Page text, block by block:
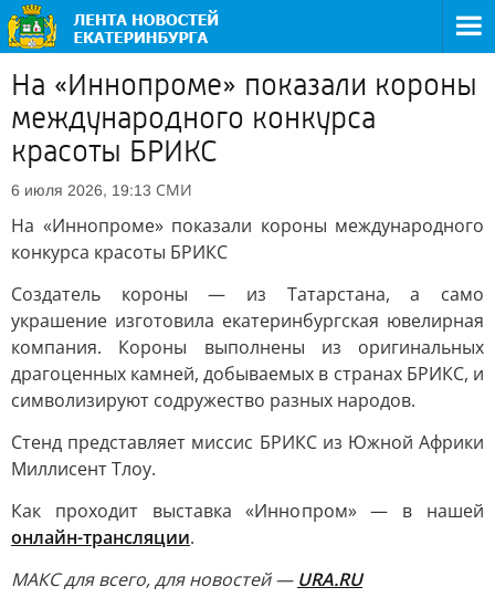
На «Иннопроме» показали короны
международного конкурса
красоты БРИКС
6 июля 2026, 19:13 СМИ
На «Иннопроме» показали короны международного
конкурса красоты БРИКС
Создатель короны — из Татарстана, а само
украшение изготовила екатеринбургская ювелирная
компания. Короны выполнены из оригинальных
драгоценных камней, добываемых в странах БРИКС, и
символизируют содружество разных народов.
Стенд представляет миссис БРИКС из Южной Африки
Миллисент Тлоу.
Как проходит выставка «Иннопром» — в нашей
онлайн-трансляции.
МАКС для всего, для новостей — URA.RU